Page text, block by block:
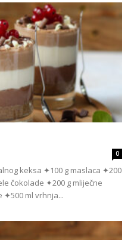
0
keksa ✦100 g maslaca ✦200
čokolade ✦200 g mliječne
✦500 ml vrhnja...